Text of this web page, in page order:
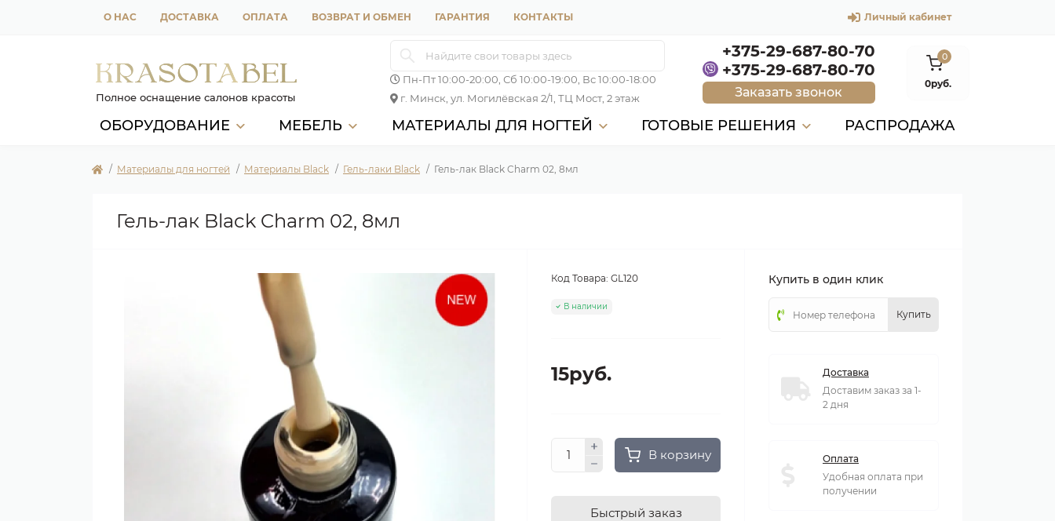
О НАС ДОСТАВКА ОПЛАТА ВОЗВРАТ И ОБМЕН ГАРАНТИЯ КОНТАКТЫ Личный кабинет
Полное оснащение салонов красоты
Пн-Пт 10:00-20:00, Сб 10:00-19:00, Вс 10:00-18:00
г. Минск, ул. Могилёвская 2/1, ТЦ Мост, 2 этаж
+375-29-687-80-70
+375-29-687-80-70
Заказать звонок
0
0руб.
ОБОРУДОВАНИЕ МЕБЕЛЬ МАТЕРИАЛЫ ДЛЯ НОГТЕЙ ГОТОВЫЕ РЕШЕНИЯ РАСПРОДАЖА
Материалы для ногтей Материалы Black Гель-лаки Black Гель-лак Black Charm 02, 8мл
Гель-лак Black Charm 02, 8мл
Код Товара: GL120
В наличии
15руб.
В корзину
Быстрый заказ
Купить в один клик
Купить
Доставка
Доставим заказ за 1-
2 дня
Оплата
Удобная оплата при
получении